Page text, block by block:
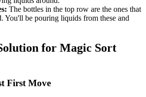
The bottles in the top row are the ones that
You'll be pouring liquids from these and
for Magic Sort
First Move